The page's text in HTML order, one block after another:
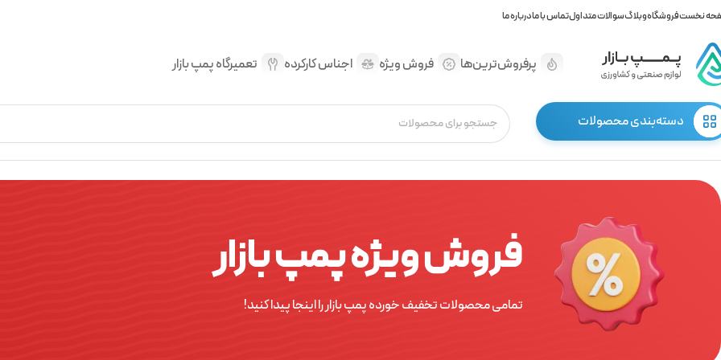
نخستفروشگاهوبلاگسوالات متداولتماس با مادرباره ما
پرفروش‌ترین‌ها فروش ویژه اجناس کارکرده تعمیرگاه پمپ بازار
دسته‌بندی محصولات
فروش ویژه پمپ بازار
تمامی محصولات تخفیف خورده پمپ بازار را اینجا پیدا کنید!